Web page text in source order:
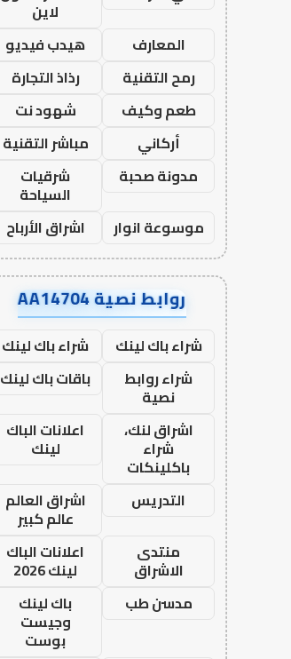
لاين
المعارف
هيدب فيديو
رمح التقنية
رذاذ التجارة
طعم وكيف
شهود نت
أركاني
مباشر التقنية
مدونة صحبة
شرقيات
السياحة
موسوعة انوار
اشراق الأرباح
روابط نصية AA14704
شراء باك لينك
شراء باك لينك
شراء روابط
نصية
باقات باك لينك
اشراق لنك،
شراء
باكلينكات
اعلانات الباك
لينك
التدريس
اشراق العالم
عالم كبير
منتدى
الاشراق
اعلانات الباك
لينك 2026
مدسن طب
باك لينك
وجيست
بوست